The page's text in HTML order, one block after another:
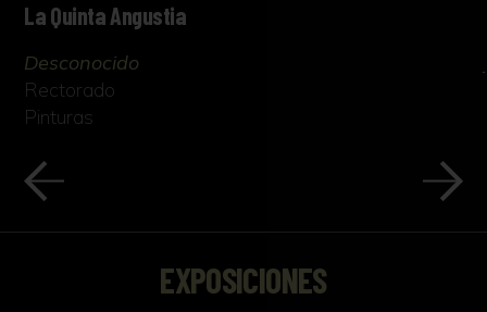
La Quinta Angustia
Desconocido
Rectorado
Pinturas
EXPOSICIONES